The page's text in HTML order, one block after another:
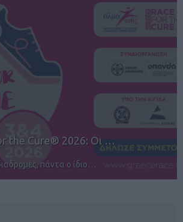
Marathon: Άνοιγμα ε…
Ρόδο